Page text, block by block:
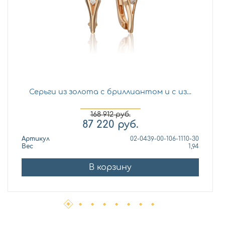
Серьги из золота с бриллиантом и с из...
168 912руб.
87 220 руб.
Артикул
02-0439-00-106-1110-30
Вес
1,94
В корзину